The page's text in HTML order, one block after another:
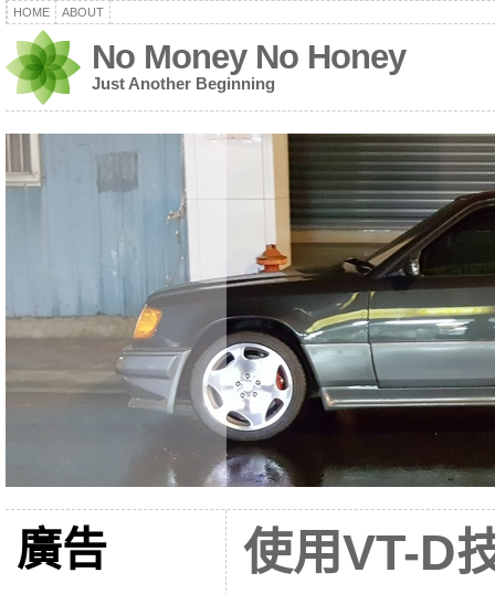
HOME ABOUT
No Money No Honey
Just Another Beginning
廣告 使用VT-D